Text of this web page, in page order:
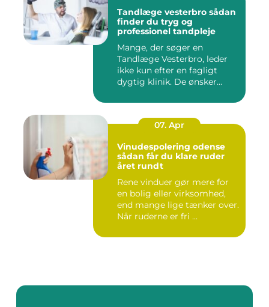
Tandlæge vesterbro sådan
finder du tryg og
professionel tandpleje
Mange, der søger en
Tandlæge Vesterbro, leder
ikke kun efter en fagligt
dygtig klinik. De ønsker
07. Apr
Vinudespolering odense
sådan får du klare ruder
året rundt
Rene vinduer gør mere for
en bolig eller virksomhed,
end mange lige tænker over.
Når ruderne er fri ...